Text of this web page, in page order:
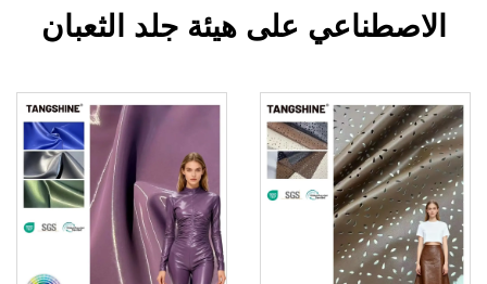
الاصطناعي على هيئة جلد الثعبان